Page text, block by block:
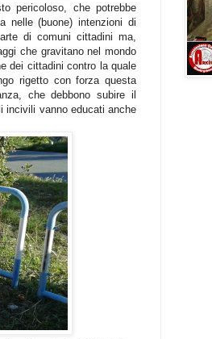
pericoloso, che potrebbe
nelle (buone) intenzioni di
di comuni cittadini ma,
che gravitano nel mondo
dei cittadini contro la quale
rigetto con forza questa
che debbono subire il
incivili vanno educati anche